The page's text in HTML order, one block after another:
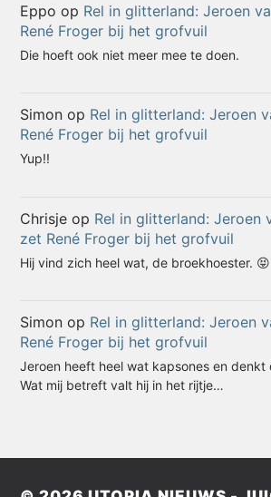
Eppo op Rel in glitterland: Jeroen
René Froger bij het grofvuil
Die hoeft ook niet meer mee te doen.
Simon op Rel in glitterland: Jeroen
René Froger bij het grofvuil
Yup!!
Chrisje op Rel in glitterland: Jeroen
zet René Froger bij het grofvuil
Hij vind zich heel wat, de broekhoester. 😝
Simon op Rel in glitterland: Jeroen
René Froger bij het grofvuil
Jeroen heeft heel wat kapsones en denkt
Wat mij betreft valt hij in het rijtje…